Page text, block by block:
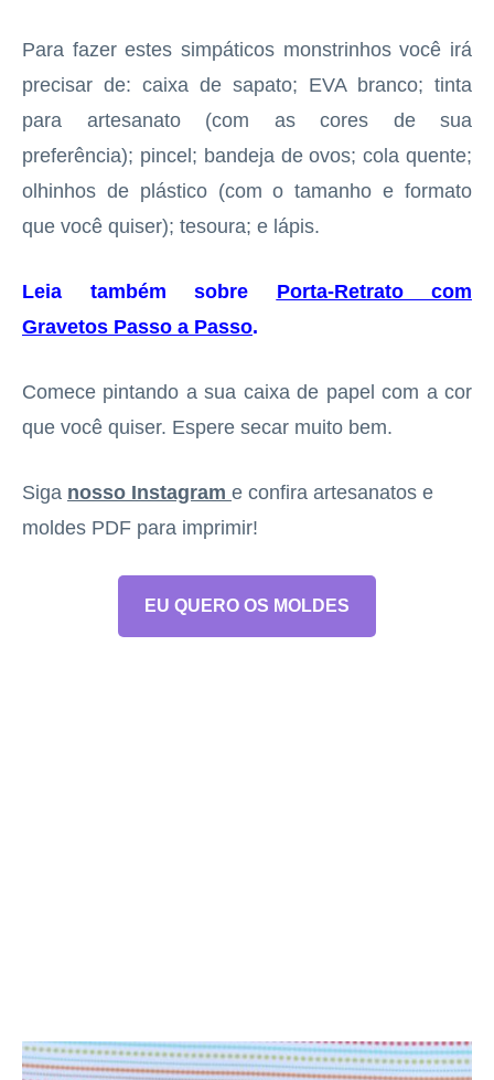
Para fazer estes simpáticos monstrinhos você irá
precisar de: caixa de sapato; EVA branco; tinta
para artesanato (com as cores de sua
preferência); pincel; bandeja de ovos; cola quente;
olhinhos de plástico (com o tamanho e formato
que você quiser); tesoura; e lápis.
Leia também sobre Porta-Retrato com
Gravetos Passo a Passo.
Comece pintando a sua caixa de papel com a cor
que você quiser. Espere secar muito bem.
Siga nosso Instagram e confira artesanatos e
moldes PDF para imprimir!
EU QUERO OS MOLDES